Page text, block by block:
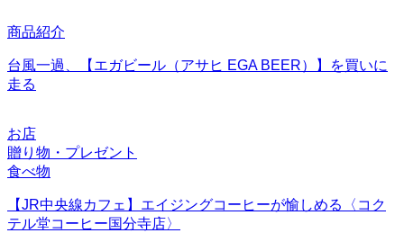
商品紹介
台風一過、【エガビール（アサヒ EGA BEER）】を買いに
走る
お店
贈り物・プレゼント
食べ物
【JR中央線カフェ】エイジングコーヒーが愉しめる〈コク
テル堂コーヒー国分寺店〉